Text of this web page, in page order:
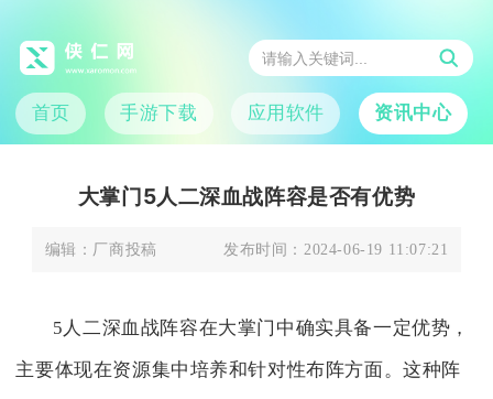
首页 手游下载 应用软件 资讯中心
大掌门5人二深血战阵容是否有优势
编辑： 厂商投稿 发布时间： 2024-06-19 11:07:21
5人二深血战阵容在大掌门中确实具备一定优势，
主要体现在资源集中培养和针对性布阵方面。这种阵